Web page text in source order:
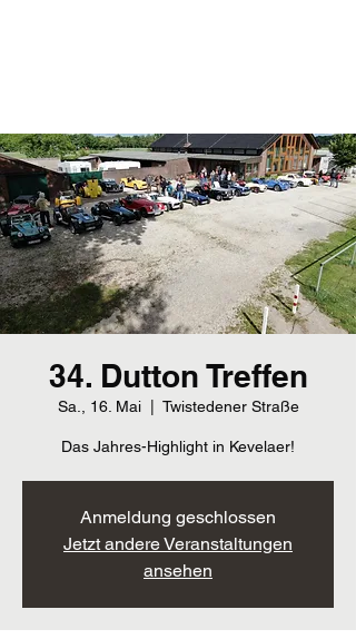
34. Dutton Treffen
Sa., 16. Mai
  |
Twistedener Straße
Das Jahres-Highlight in Kevelaer!
Anmeldung geschlossen
Jetzt andere Veranstaltungen
ansehen